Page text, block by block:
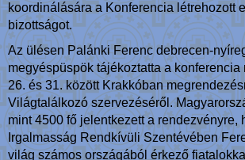
koordinálására a Konferencia létrehozott
bizottságot.
Az ülésen Palánki Ferenc debrecen-
megyéspüspök tájékoztatta a
26. és 31. között Krakkóban
Világtalálkozó szervezéséről.
mint 4500 fő jelentkezett a rendezvényre,
Irgalmasság Rendkívüli Szentévében
világ számos országából érkező